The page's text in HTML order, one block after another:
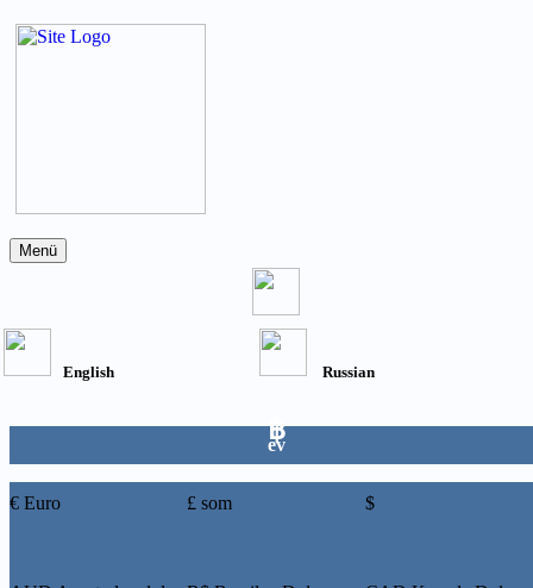
Menü
English Russian
฿
€ Euro £ som $
ev